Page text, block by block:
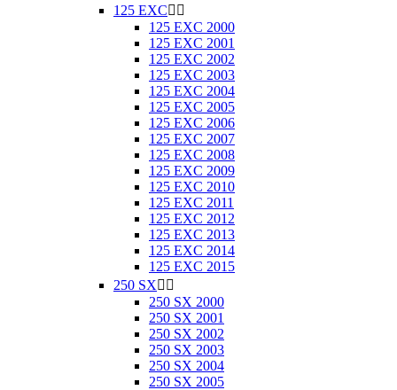
125 EXC 
125 EXC 2000
125 EXC 2001
125 EXC 2002
125 EXC 2003
125 EXC 2004
125 EXC 2005
125 EXC 2006
125 EXC 2007
125 EXC 2008
125 EXC 2009
125 EXC 2010
125 EXC 2011
125 EXC 2012
125 EXC 2013
125 EXC 2014
125 EXC 2015
250 SX 
250 SX 2000
250 SX 2001
250 SX 2002
250 SX 2003
250 SX 2004
250 SX 2005